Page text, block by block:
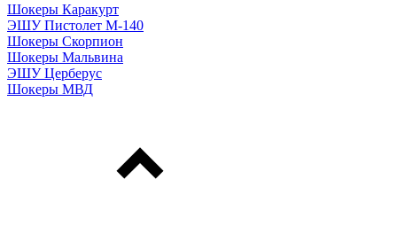
Шокеры Каракурт
ЭШУ Пистолет М-140
Шокеры Скорпион
Шокеры Мальвина
ЭШУ Церберус
Шокеры МВД